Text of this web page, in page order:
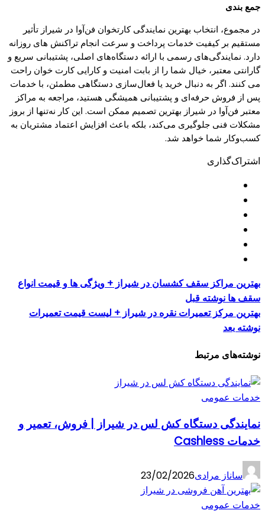
جمع بندی
در مجموع، انتخاب بهترین نمایندگی کارتخوان فن‌آوا در شیراز تأثیر
مستقیم بر کیفیت خدمات پرداخت و سرعت انجام تراکنش‌ های روزانه
دارد. نمایندگی‌های رسمی با ارائه دستگاه‌های اصلی، پشتیبانی سریع و
گارانتی معتبر، خیال شما را از بابت امنیت و کارایی کارت‌ خوان راحت
می‌ کنند. اگر به دنبال خرید یا فعال‌سازی دستگاهی مطمئن، با خدمات
پس از فروش حرفه‌ای و پشتیبانی همیشگی هستید، مراجعه به مراکز
معتبر فن‌آوا در شیراز بهترین تصمیم ممکن است. این کار نه‌تنها از بروز
مشکلات فنی جلوگیری می‌کند، بلکه باعث افزایش اعتماد مشتریان به
کسب‌وکار شما خواهد شد.
اشتراک‌گذاری
بهترین مراکز سقف کشسان در شیراز + ویژگی ها و قیمت انواع
سقف ها نوشته قبل
بهترین مرکز تعمیرات نقره در شیراز + لیست قیمت تعمیرات
نوشته بعد
نوشته‌های مرتبط
خدمات عمومی
نمایندگی دستگاه کش لس در شیراز | فروش، تعمیر و
خدمات Cashless
ساناز مرادی23/02/2026
خدمات عمومی